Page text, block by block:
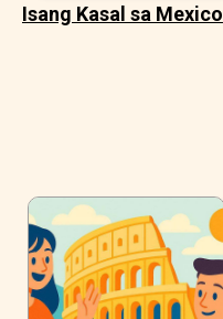
Isang Kasal sa Mexico